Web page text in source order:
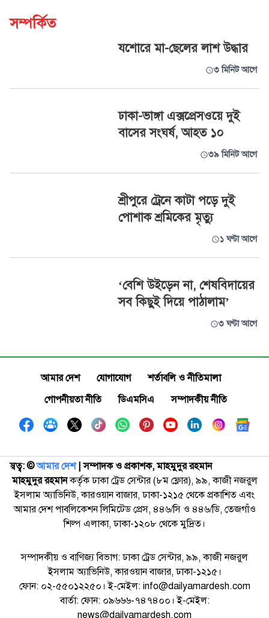
সম্পর্কিত
যশোরে মা-ছেলের লাশ উদ্ধার
৩ মিনিট আগে
ঢাকা-ভাঙ্গা এক্সপ্রেসওয়ে দুই
বাসের সংঘর্ষ, আহত ১০
৩৯ মিনিট আগে
শ্রীপুরে ট্রেনে কাটা পড়ে দুই
পোশাক শ্রমিকের মৃত্যু
১ ঘণ্টা আগে
‘বেশি উইড়েন না, শেষবিদায়ের
সব কিছুই দিয়ে পাঠালাম’
৩ ঘণ্টা আগে
আমার দেশ যোগাযোগ
শর্তাবলি ও নীতিমালা
গোপনীয়তা নীতি
ডিএমসিএ সম্পাদকীয় নীতি
স্বত্ব: ©️আমার দেশ| সম্পাদক ও প্রকাশক, মাহমুদুর রহমান
মাহমুদুর রহমানকর্তৃক ঢাকা ট্রেড সেন্টার (৮ম ফ্লোর), ৯৯, কাজী নজরুল
ইসলাম অ্যাভিনিউ, কারওয়ান বাজার, ঢাকা-১২১৫ থেকে প্রকাশিত এবং
আমার দেশ পাবলিকেশন লিমিটেড প্রেস, ৪৪৬/সি ও ৪৪৬/ডি, তেজগাঁও
শিল্প এলাকা, ঢাকা-১২০৮ থেকে মুদ্রিত।
সম্পাদকীয় ও বাণিজ্য বিভাগ: ঢাকা ট্রেড সেন্টার, ৯৯, কাজী নজরুল
ইসলাম অ্যাভিনিউ, কারওয়ান বাজার, ঢাকা-১২১৫।
ফোন: ০২-৫৫০১২২৫০। ই-মেইল: info@dailyamardesh.com
বার্তা: ফোন: ০৯৬৬৬-৭৪৭৪০০। ই-মেইল:
news@dailyamardesh.com